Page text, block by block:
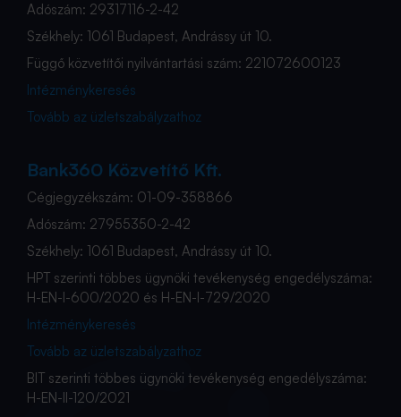
Adószám: 29317116-2-42
Székhely: 1061 Budapest, Andrássy út 10.
Függő közvetítői nyilvántartási szám: 221072600123
Intézménykeresés
Tovább az üzletszabályzathoz
Bank360 Közvetítő Kft.
Cégjegyzékszám: 01-09-358866
Adószám: 27955350-2-42
Székhely: 1061 Budapest, Andrássy út 10.
HPT szerinti többes ügynöki tevékenység engedélyszáma:
H-EN-I-600/2020 és H-EN-I-729/2020
Intézménykeresés
Tovább az üzletszabályzathoz
BIT szerinti többes ügynöki tevékenység engedélyszáma:
H-EN-II-120/2021